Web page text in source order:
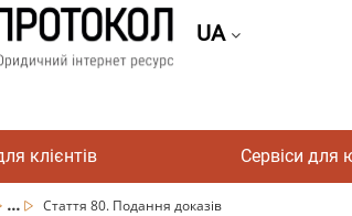
UA
клієнтів Сервіси для
... Стаття 80. Подання доказів